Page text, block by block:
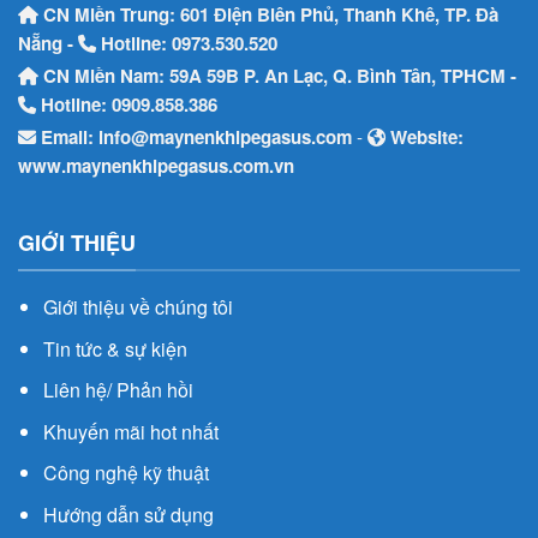
CN Miền Trung: 601 Điện Biên Phủ, Thanh Khê, TP. Đà
Nẵng -
Hotline: 0973.530.520
CN Miền Nam: 59A 59B P. An Lạc, Q. Bình Tân, TPHCM -
Hotline: 0909.858.386
Email: info@maynenkhipegasus.com-
Website:
www.maynenkhipegasus.com.vn
GIỚI THIỆU
Giới thiệu về chúng tôi
Tin tức & sự kiện
Liên hệ/ Phản hồi
Khuyến mãi hot nhất
Công nghệ kỹ thuật
Hướng dẫn sử dụng